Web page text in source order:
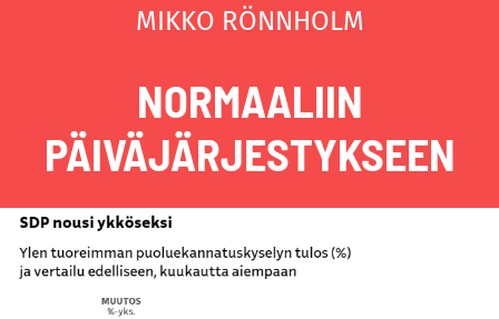
MIKKO RÖNNHOLM
NORMAALIIN
PÄIVÄJÄRJESTYKSEEN